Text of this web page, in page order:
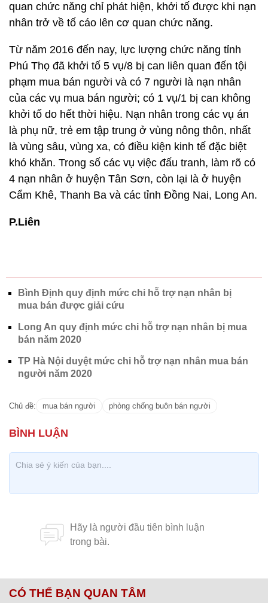
quan chức năng chỉ phát hiện, khởi tố được khi nạn
nhân trở về tố cáo lên cơ quan chức năng.
Từ năm 2016 đến nay, lực lượng chức năng tỉnh
Phú Thọ đã khởi tố 5 vụ/8 bị can liên quan đến tội
phạm mua bán người và có 7 người là nạn nhân
của các vụ mua bán người; có 1 vụ/1 bị can không
khởi tố do hết thời hiệu. Nạn nhân trong các vụ án
là phụ nữ, trẻ em tập trung ở vùng nông thôn, nhất
là vùng sâu, vùng xa, có điều kiện kinh tế đặc biệt
khó khăn. Trong số các vụ việc đấu tranh, làm rõ có
4 nạn nhân ở huyện Tân Sơn, còn lại là ở huyện
Cẩm Khê, Thanh Ba và các tỉnh Đồng Nai, Long An.
P.Liên
Bình Định quy định mức chi hỗ trợ nạn nhân bị
mua bán được giải cứu
Long An quy định mức chi hỗ trợ nạn nhân bị mua
bán năm 2020
TP Hà Nội duyệt mức chi hỗ trợ nạn nhân mua bán
người năm 2020
Chủ đề: mua bán người phòng chống buôn bán người
CÓ THỂ BẠN QUAN TÂM